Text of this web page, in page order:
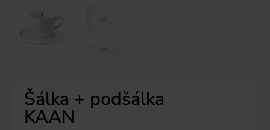
Šálka + podšálka
KAAN